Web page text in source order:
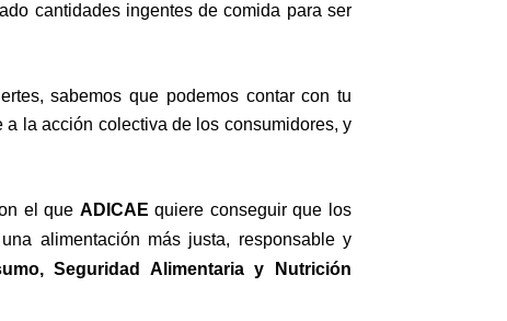
cantidades ingentes de comida para ser
sabemos que podemos contar con tu
a la acción colectiva de los consumidores, y
el que ADICAEquiere conseguir que los
alimentación más justa, responsable y
Seguridad Alimentaria y Nutrición